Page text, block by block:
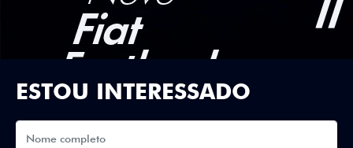
ESTOU INTERESSADO